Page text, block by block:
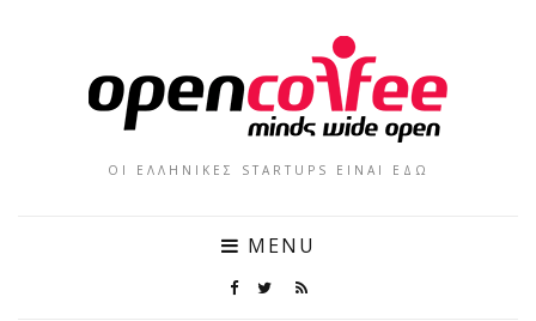
ΟΙ ΕΛΛΗΝΙΚΕΣ STARTUPS ΕΙΝΑΙ ΕΔΩ
MENU